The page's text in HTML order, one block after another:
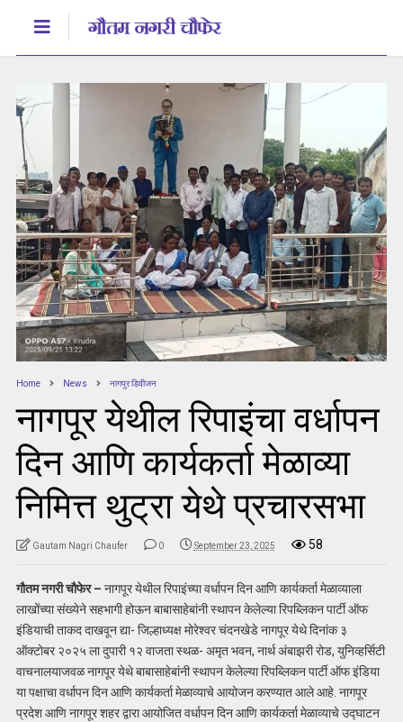
Home News नागपुर डिवीजन
नागपूर येथील रिपाइंचा वर्धापन
दिन आणि कार्यकर्ता मेळाव्या
निमित्त थुट्रा येथे प्रचारसभा
Gautam Nagri Chaufer 0 September 23, 2025 58
गौतम नगरी चौफेर – नागपूर येथील रिपाइंच्या वर्धापन दिन आणि कार्यकर्ता मेळाव्याला
लाखोंच्या संख्येने सहभागी होऊन बाबासाहेबांनी स्थापन केलेल्या रिपब्लिकन पार्टी ऑफ
इंडियाची ताकद दाखवून द्या- जिल्हाध्यक्ष मोरेश्वर चंदनखेडे नागपूर येथे दिनांक ३
ऑक्टोबर २०२५ ला दुपारी १२ वाजता स्थळ- अमृत भवन, नार्थ अंबाझरी रोड, युनिव्हर्सिटी
वाचनालयाजवळ नागपूर येथे बाबासाहेबांनी स्थापन केलेल्या रिपब्लिकन पार्टी ऑफ इंडिया
या पक्षाचा वर्धापन दिन आणि कार्यकर्ता मेळाव्याचे आयोजन करण्यात आले आहे. नागपूर
प्रदेश आणि नागपूर शहर द्वारा आयोजित वर्धापन दिन आणि कार्यकर्ता मेळाव्याचे उद्घाटन